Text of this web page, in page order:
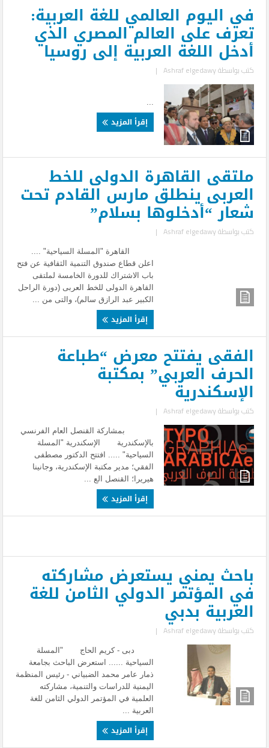
في اليوم العالمي للغة العربية:
تعرف على العالم المصري الذي
أدخل اللغة العربية إلى روسيا
كتب بواسطةAshraf elgedawy
|
إقرأ المزيد
ملتقى القاهرة الدولى للخط
العربى ينطلق مارس القادم تحت
شعار “أدخلوها بسلام”
كتب بواسطةAshraf elgedawy
|
القاهرة "المسلة السياحية" ....
اعلن قطاع صندوق التنمية الثقافية عن فتح
باب الاشتراك للدورة الخامسة لملتقى
القاهرة الدولى للخط العربى (دورة الراحل
الكبير عبد الرازق سالم)، والتى من ...
إقرأ المزيد
الفقى يفتتح معرض “طباعة
الحرف العربي” بمكتبة
الإسكندرية
كتب بواسطةAshraf elgedawy
|
بمشاركة القنصل العام الفرنسي
بالإسكندرية الإسكندرية "المسلة
السياحية" ..... افتتح الدكتور مصطفى
الفقي؛ مدير مكتبة الإسكندرية، وجانينا
هيريرا؛ القنصل الع ...
إقرأ المزيد
باحث يمني يستعرض مشاركته
في المؤتمر الدولي الثامن للغة
العربية بدبي
كتب بواسطةAshraf elgedawy
|
دبى - كريم الحاج "المسلة
السياحية ...... استعرض الباحث بجامعة
ذمار عامر محمد الضبياني - رئيس المنظمة
اليمنية للدراسات والتنمية، مشاركته
العلمية في المؤتمر الدولي الثامن للغة
العربية ...
إقرأ المزيد